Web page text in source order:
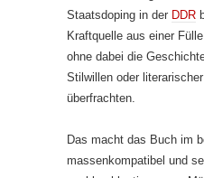
Staatsdoping in der DDR
Kraftquelle aus einer
ohne dabei die
Stilwillen oder
überfrachten.
Das macht das Buch im
massenkompatibel und